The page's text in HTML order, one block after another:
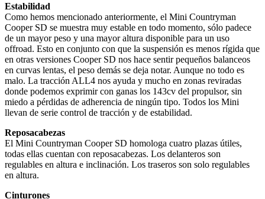
Estabilidad
Como hemos mencionado anteriormente, el Mini Countryman
Cooper SD se muestra muy estable en todo momento, sólo padece
de un mayor peso y una mayor altura disponible para un uso
offroad. Esto en conjunto con que la suspensión es menos rígida que
en otras versiones Cooper SD nos hace sentir pequeños balanceos
en curvas lentas, el peso demás se deja notar. Aunque no todo es
malo. La tracción ALL4 nos ayuda y mucho en zonas reviradas
donde podemos exprimir con ganas los 143cv del propulsor, sin
miedo a pérdidas de adherencia de ningún tipo. Todos los Mini
llevan de serie control de tracción y de estabilidad.
Reposacabezas
El Mini Countryman Cooper SD homologa cuatro plazas útiles,
todas ellas cuentan con reposacabezas. Los delanteros son
regulables en altura e inclinación. Los traseros son solo regulables
en altura.
Cinturones